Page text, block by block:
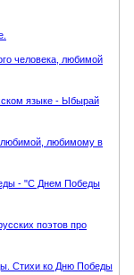
человека, любимой
языке - Ыбырай
любимой, любимому в
- "С Днем Победы
поэтов про
Стихи ко Дню Победы